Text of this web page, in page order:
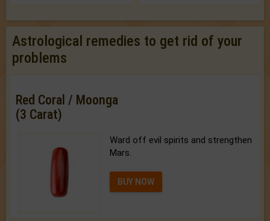
Astrological remedies to get rid of your
problems
Red Coral / Moonga
(3 Carat)
Ward off evil spirits and strengthen
Mars.
BUY NOW